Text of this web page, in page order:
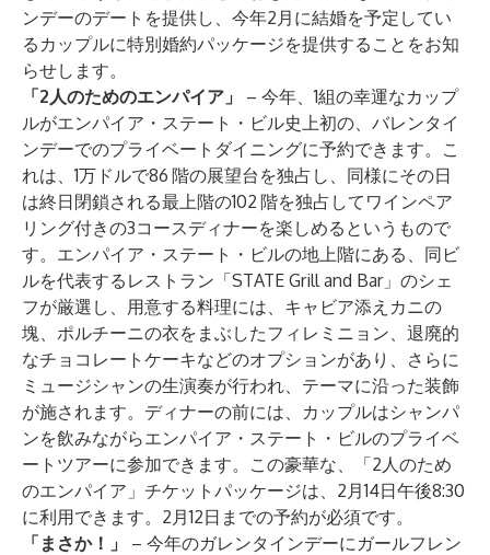
ンデーのデートを提供し、今年2月に結婚を予定してい
るカップルに特別婚約パッケージを提供することをお知
らせします。
「2人のためのエンパイア」
– 今年、1組の幸運なカップ
ルがエンパイア・ステート・ビル史上初の、バレンタイ
ンデーでのプライベートダイニングに予約できます。こ
れは、1万ドルで86 階の展望台を独占し、同様にその日
は終日閉鎖される最上階の102 階を独占してワインペア
リング付きの3コースディナーを楽しめるというもので
す。エンパイア・ステート・ビルの地上階にある、同ビ
ルを代表するレストラン「STATE Grill and Bar」のシェ
フが厳選し、用意する料理には、キャビア添えカニの
塊、ポルチーニの衣をまぶしたフィレミニョン、退廃的
なチョコレートケーキなどのオプションがあり、さらに
ミュージシャンの生演奏が行われ、テーマに沿った装飾
が施されます。ディナーの前には、カップルはシャンパ
ンを飲みながらエンパイア・ステート・ビルのプライベ
ートツアーに参加できます。この豪華な、
「2人のため
のエンパイア」チケットパッケージは、2月14日午後8:30
に利用できます。2月12日までの予約が必須です。
「まさか！」
– 今年のガレンタインデーにガールフレン